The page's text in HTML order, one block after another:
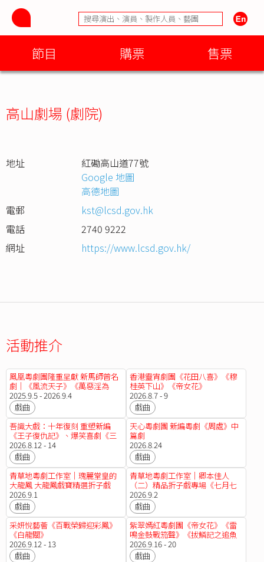
節目 購票 售票
高山劇場 (劇院)
地址
紅磡高山道77號
Google 地圖
高德地圖
電郵
kst@lcsd.gov.hk
電話
2740 9222
網址
https://www.lcsd.gov.hk/
活動推介
鳯凰粵劇團隆重呈獻 新馬師曾名
劇｜《風流天子》《萬惡淫為
首》
2025.9.5 - 2026.9.4
戲曲
香港靈宵劇團《花田八喜》《穆
桂英下山》《帝女花》
2026.8.7 - 9
戲曲
吾識大戲：十年復刻 重塑新編
《王子復仇記》、爆笑喜劇《三
姑六婆遊十殿》
2026.8.12 - 14
戲曲
天心粵劇團 新編粵劇《周處》中
篇劇
2026.8.24
戲曲
青草地粵劇工作室｜瑰麗堂皇的
大龍鳳 大龍鳳戲寶精選折子戲
《蓋世雙雄霸楚城之營房爭鬥》
《桃花湖畔鳳求凰之登基選夫》
《痴鳳狂龍之拜堂驚變》《燕歸
人未歸之金殿團圓》
2026.9.1
戲曲
青草地粵劇工作室｜卿本佳人
（二）精品折子戲專場《七月七
日長生殿》《君臣肝膽》《秦淮
冷月葬花魁》《新霸王別姬》
《胡不歸之別母》《天仙配重
逢》
2026.9.2
戲曲
采妍悅藝薈《百戰榮歸迎彩鳳》
《白龍關》
2026.9.12 - 13
戲曲
紫翠嫣紅粵劇團《帝女花》《雷
鳴金鼓戰笳聲》《拔鱗記之追魚
傳奇》《戎馬金戈萬里情》《雙
槍陸文龍》《再世紅梅記》
2026.9.16 - 20
戲曲